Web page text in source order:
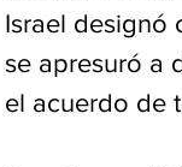
Israel designó
se apresuró a
el acuerdo de